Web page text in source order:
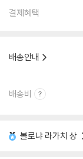
결제혜택
배송안내
배송비
볼로냐 라가치 상